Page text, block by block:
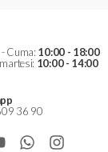
- Cuma: 10:00 - 18:00
10:00 - 14:00
36 90